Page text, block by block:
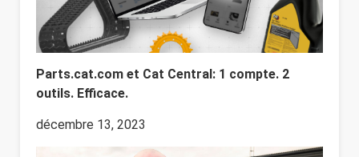
Parts.cat.com et Cat Central: 1 compte. 2
outils. Efficace.
décembre 13, 2023